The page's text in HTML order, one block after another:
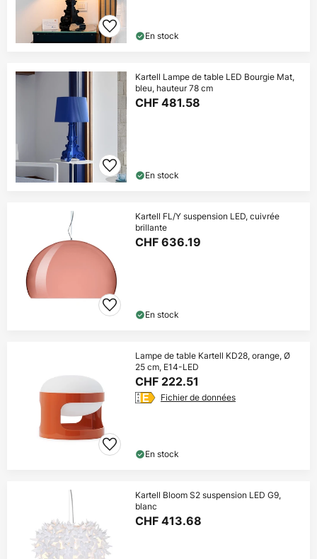
En stock
Kartell Lampe de table LED Bourgie Mat,
bleu, hauteur 78 cm
CHF 481.58
En stock
Kartell FL/Y suspension LED, cuivrée
brillante
CHF 636.19
En stock
Lampe de table Kartell KD28, orange, Ø
25 cm, E14-LED
CHF 222.51
Fichier de données
En stock
Kartell Bloom S2 suspension LED G9,
blanc
CHF 413.68